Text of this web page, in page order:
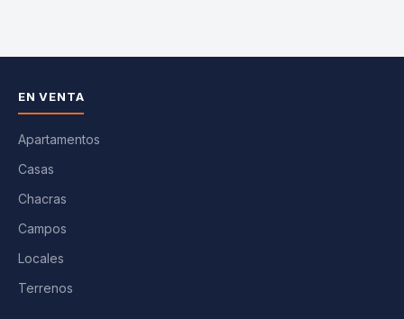
EN VENTA
Apartamentos
Casas
Chacras
Campos
Locales
Terrenos